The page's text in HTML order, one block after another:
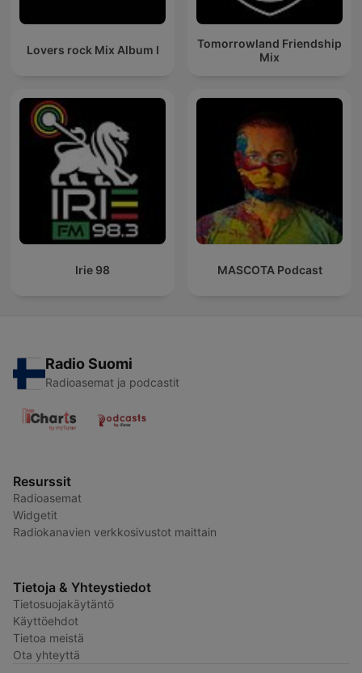
Lovers rock Mix Album I
Tomorrowland Friendship
Mix
Irie 98 MASCOTA Podcast
Radio Suomi
Radioasemat ja podcastit
Resurssit
Radioasemat
Widgetit
Radiokanavien verkkosivustot maittain
Tietoja & Yhteystiedot
Tietosuojakäytäntö
Käyttöehdot
Tietoa meistä
Ota yhteyttä